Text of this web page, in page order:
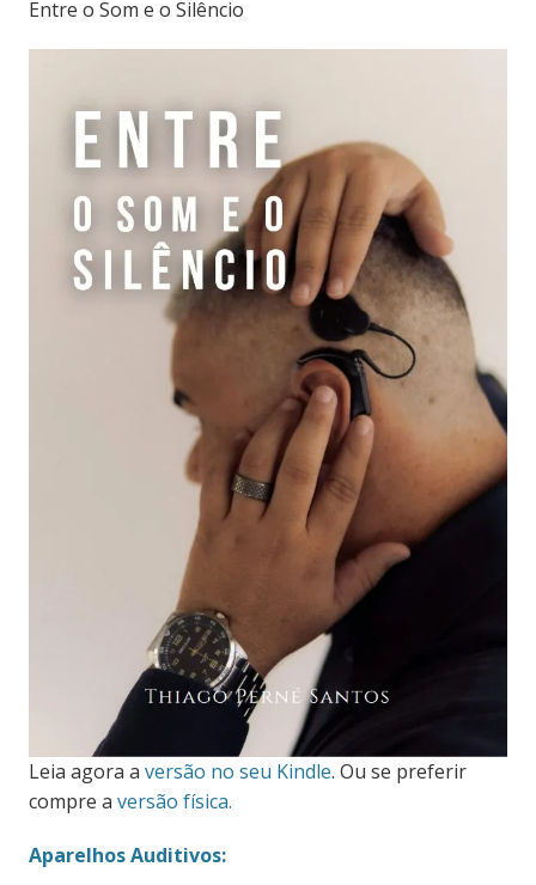
Entre o Som e o Silêncio
Leia agora a versão no seu Kindle. Ou se preferir
compre a versão física.
Aparelhos Auditivos: